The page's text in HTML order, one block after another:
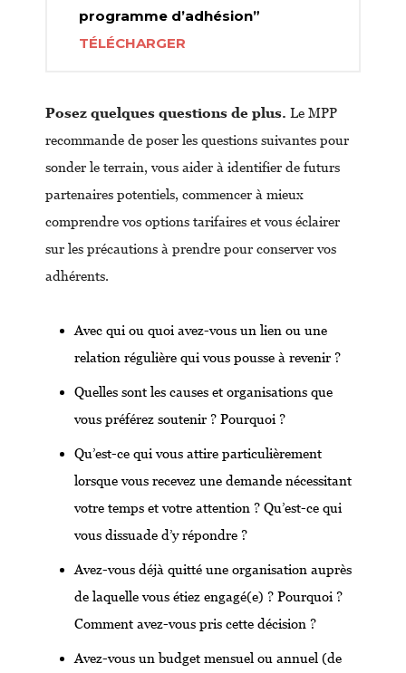
programme d’adhésion”
TÉLÉCHARGER
Posez quelques questions de plus. Le MPP
recommande de poser les questions suivantes pour
sonder le terrain, vous aider à identifier de futurs
partenaires potentiels, commencer à mieux
comprendre vos options tarifaires et vous éclairer
sur les précautions à prendre pour conserver vos
adhérents.
Avec qui ou quoi avez-vous un lien ou une
relation régulière qui vous pousse à revenir ?
Quelles sont les causes et organisations que
vous préférez soutenir ? Pourquoi ?
Qu’est-ce qui vous attire particulièrement
lorsque vous recevez une demande nécessitant
votre temps et votre attention ? Qu’est-ce qui
vous dissuade d’y répondre ?
Avez-vous déjà quitté une organisation auprès
de laquelle vous étiez engagé(e) ? Pourquoi ?
Comment avez-vous pris cette décision ?
Avez-vous un budget mensuel ou annuel (de